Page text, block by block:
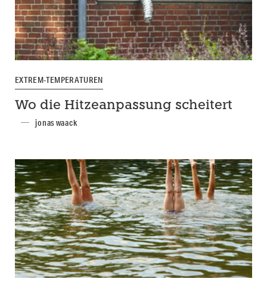
EXTREM-TEMPERATUREN
Wo die Hitzeanpassung scheitert
jonas waack